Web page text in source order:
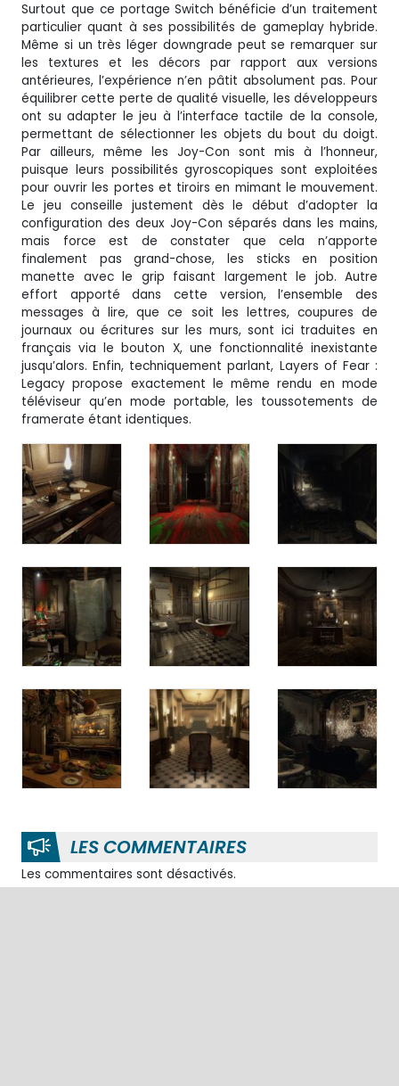
Surtout que ce portage Switch bénéficie d’un traitement
particulier quant à ses possibilités de gameplay hybride.
Même si un très léger downgrade peut se remarquer sur
les textures et les décors par rapport aux versions
antérieures, l’expérience n’en pâtit absolument pas. Pour
équilibrer cette perte de qualité visuelle, les développeurs
ont su adapter le jeu à l’interface tactile de la console,
permettant de sélectionner les objets du bout du doigt.
Par ailleurs, même les Joy-Con sont mis à l’honneur,
puisque leurs possibilités gyroscopiques sont exploitées
pour ouvrir les portes et tiroirs en mimant le mouvement.
Le jeu conseille justement dès le début d’adopter la
configuration des deux Joy-Con séparés dans les mains,
mais force est de constater que cela n’apporte
finalement pas grand-chose, les sticks en position
manette avec le grip faisant largement le job. Autre
effort apporté dans cette version, l’ensemble des
messages à lire, que ce soit les lettres, coupures de
journaux ou écritures sur les murs, sont ici traduites en
français via le bouton X, une fonctionnalité inexistante
jusqu’alors. Enfin, techniquement parlant, Layers of Fear :
Legacy propose exactement le même rendu en mode
téléviseur qu’en mode portable, les toussotements de
framerate étant identiques.
LES COMMENTAIRES
Les commentaires sont désactivés.